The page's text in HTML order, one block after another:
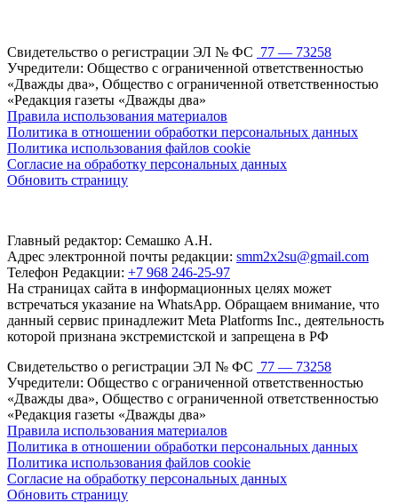
Свидетельство о регистрации ЭЛ № ФС 77 — 73258
Учредители: Общество с ограниченной ответственностью
«Дважды два», Общество с ограниченной ответственностью
«Редакция газеты «Дважды два»
Правила использования материалов
Политика в отношении обработки персональных данных
Политика использования файлов cookie
Согласие на обработку персональных данных
Обновить страницу
Главный редактор: Семашко А.Н.
Адрес электронной почты редакции: smm2x2su@gmail.com
Телефон Редакции: +7 968 246-25-97
На страницах сайта в информационных целях может
встречаться указание на WhatsApp. Обращаем внимание, что
данный сервис принадлежит Meta Platforms Inc., деятельность
которой признана экстремистской и запрещена в РФ
Свидетельство о регистрации ЭЛ № ФС 77 — 73258
Учредители: Общество с ограниченной ответственностью
«Дважды два», Общество с ограниченной ответственностью
«Редакция газеты «Дважды два»
Правила использования материалов
Политика в отношении обработки персональных данных
Политика использования файлов cookie
Согласие на обработку персональных данных
Обновить страницу